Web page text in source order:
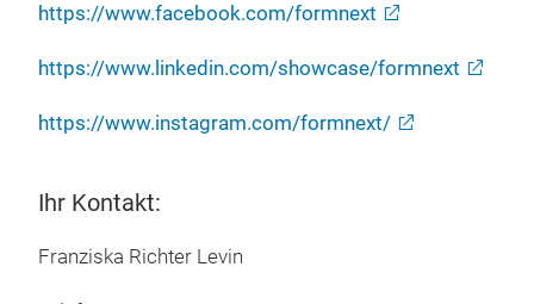
https://www.facebook.com/formnext
https://www.linkedin.com/showcase/formnext
https://www.instagram.com/formnext/
Ihr Kontakt:
Franziska Richter Levin